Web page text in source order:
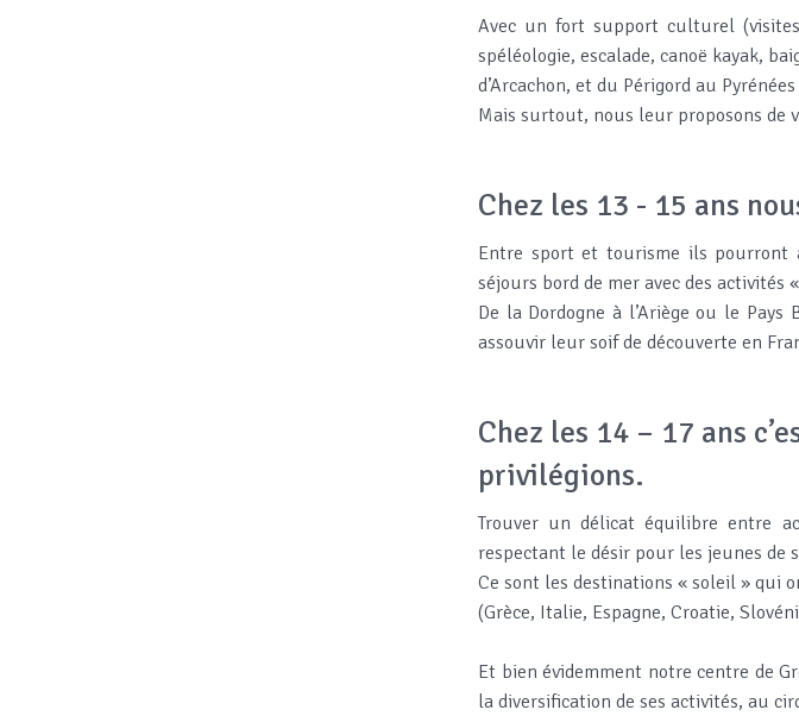
Avec un fort support culturel
spéléologie, escalade, canoë kayak,
d’Arcachon, et du Périgord au
Mais surtout, nous leur proposons de
Chez les 13 - 15 ans
Entre sport et tourisme ils pourront
séjours bord de mer avec des
De la Dordogne à l’Ariège ou le
assouvir leur soif de découverte en
Chez les 14 – 17 ans
privilégions.
Trouver un délicat équilibre entre
respectant le désir pour les jeunes de
Ce sont les destinations « soleil » qui
(Grèce, Italie, Espagne, Croatie,
Et bien évidemment notre centre de
la diversification de ses activités, au